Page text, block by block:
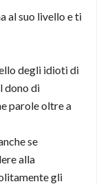
al suo livello e ti
degli idioti di
dono di
parole oltre a
se
alla
gli